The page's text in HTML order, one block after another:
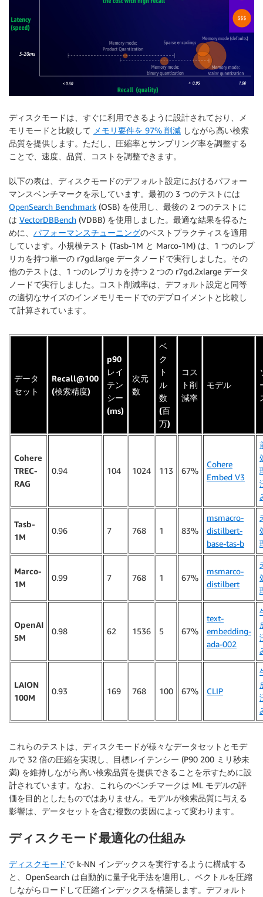
ディスクモードは、すぐに利用できるように設計されており、メ
モリモードと比較して メモリ要件を 97% 削減 しながら高い検索
品質を提供します。ただし、圧縮率とサンプリング率を調整する
ことで、速度、品質、コストを調整できます。
以下の表は、ディスクモードのデフォルト設定におけるパフォー
マンスベンチマークを示しています。最初の 3 つのテストには
OpenSearch Benchmark (OSB) を使用し、最後の 2 つのテストに
は VectorDBBench (VDBB) を使用しました。最適な結果を得るた
めに、 パフォーマンスチューニングのベストプラクティスを適用
しています。小規模テスト (Tasb-1M と Marco-1M) は、1 つのレプ
リカを持つ単一の r7gd.large データノードで実行しました。その
他のテストは、1 つのレプリカを持つ 2 つの r7gd.2xlarge データ
ノードで実行しました。コスト削減率は、デフォルト設定と同等
の適切なサイズのインメモリモードでのデプロイメントと比較し
て計算されています。
データ
セット
Recall@100
(検索精度)
p90
レイ
テン
シー
(ms)
次元
数
ベ
ク
ト
ル
数
(百
万)
コス
ト削
減率
モデル
Cohere
TREC-
RAG
0.94 104 1024 113 67%
Cohere
Embed V3
Tasb-
1M
0.96 7 768 1 83%
msmacro-
distilbert-
base-tas-b
Marco-
1M
0.99 7 768 1 67%
msmarco-
distilbert
OpenAI
5M
0.98 62 1536 5 67%
text-
embedding-
ada-002
LAION
100M
0.93 169 768 100 67% CLIP
これらのテストは、ディスクモードが様々なデータセットとモデ
ルで 32 倍の圧縮を実現し、目標レイテンシー (P90 200 ミリ秒未
満) を維持しながら高い検索品質を提供できることを示すために設
計されています。なお、これらのベンチマークは ML モデルの評
価を目的としたものではありません。モデルが検索品質に与える
影響は、データセットを含む複数の要因によって変わります。
ディスクモード最適化の仕組み
ディスクモードで k-NN インデックスを実行するように構成する
と、OpenSearch は自動的に量子化手法を適用し、ベクトルを圧縮
しながらロードして圧縮インデックスを構築します。デフォルト